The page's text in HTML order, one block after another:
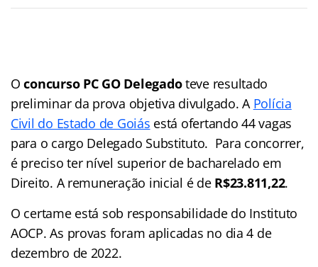
Oconcurso PC GO Delegadoteve resultado
preliminar da prova objetiva divulgado. A Polícia
Civil do Estado de Goiás está ofertando 44 vagas
para o cargo Delegado Substituto. Para concorrer,
é preciso ter nível superior de bacharelado em
Direito. A remuneração inicial é deR$23.811,22.
O certame está sob responsabilidade do Instituto
AOCP. As provas foram aplicadas no dia 4 de
dezembro de 2022.